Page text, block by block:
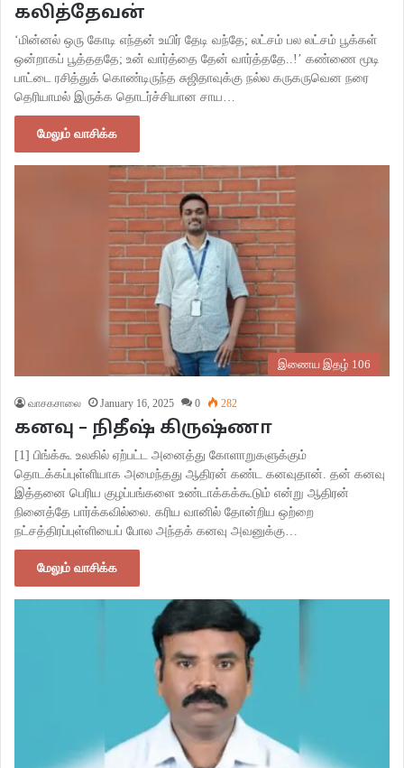
கலித்தேவன்
‘மின்னல் ஒரு கோடி எந்தன் உயிர் தேடி வந்தே; லட்சம் பல லட்சம் பூக்கள்
ஒன்றாகப் பூத்தததே; உன் வார்த்தை தேன் வார்த்ததே..!’ கண்ணை மூடி
பாட்டை ரசித்துக் கொண்டிருந்த சுஜிதாவுக்கு நல்ல கருகருவென நரை
தெரியாமல் இருக்க தொடர்ச்சியான சாய…
மேலும் வாசிக்க
இணைய இதழ் 106
வாசகசாலை January 16, 2025 0 282
கனவு – நிதீஷ் கிருஷ்ணா
[1] பிங்க்கூ உலகில் ஏற்பட்ட அனைத்து கோளாறுகளுக்கும்
தொடக்கப்புள்ளியாக அமைந்தது ஆதிரன் கண்ட கனவுதான். தன் கனவு
இத்தனை பெரிய குழப்பங்களை உண்டாக்கக்கூடும் என்று ஆதிரன்
நினைத்தே பார்க்கவில்லை. கரிய வானில் தோன்றிய ஒற்றை
நட்சத்திரப்புள்ளியைப் போல அந்தக் கனவு அவனுக்கு…
மேலும் வாசிக்க